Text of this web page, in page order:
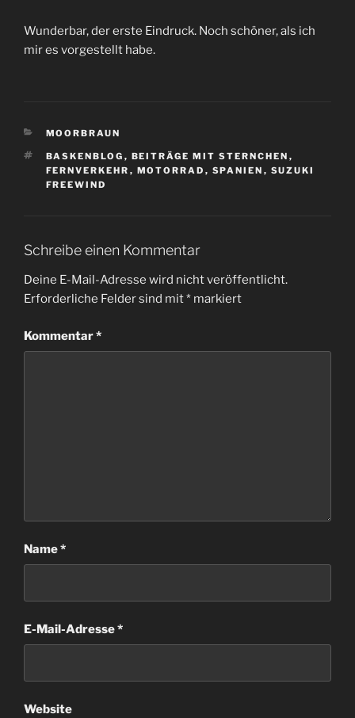
Wunderbar, der erste Eindruck. Noch schöner, als ich
mir es vorgestellt habe.
KATEGORIEN
MOORBRAUN
SCHLAGWÖRTER
BASKENBLOG , BEITRÄGE MIT STERNCHEN ,
FERNVERKEHR , MOTORRAD , SPANIEN , SUZUKI
FREEWIND
Schreibe einen Kommentar
Deine E-Mail-Adresse wird nicht veröffentlicht.
Erforderliche Felder sind mit* markiert
Kommentar*
Name*
E-Mail-Adresse*
Website